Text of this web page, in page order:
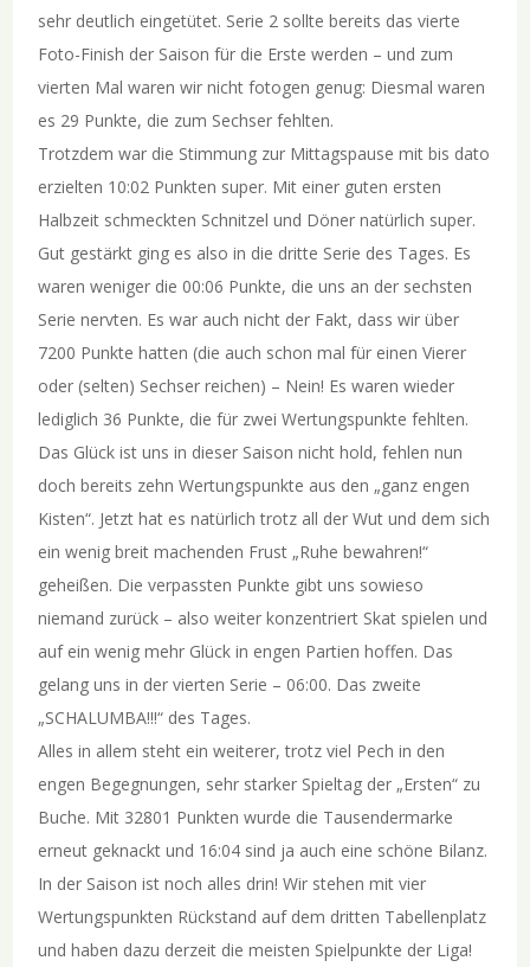
sehr deutlich eingetütet. Serie 2 sollte bereits das vierte
Foto-Finish der Saison für die Erste werden – und zum
vierten Mal waren wir nicht fotogen genug: Diesmal waren
es 29 Punkte, die zum Sechser fehlten.
Trotzdem war die Stimmung zur Mittagspause mit bis dato
erzielten 10:02 Punkten super. Mit einer guten ersten
Halbzeit schmeckten Schnitzel und Döner natürlich super.
Gut gestärkt ging es also in die dritte Serie des Tages. Es
waren weniger die 00:06 Punkte, die uns an der sechsten
Serie nervten. Es war auch nicht der Fakt, dass wir über
7200 Punkte hatten (die auch schon mal für einen Vierer
oder (selten) Sechser reichen) – Nein! Es waren wieder
lediglich 36 Punkte, die für zwei Wertungspunkte fehlten.
Das Glück ist uns in dieser Saison nicht hold, fehlen nun
doch bereits zehn Wertungspunkte aus den „ganz engen
Kisten“. Jetzt hat es natürlich trotz all der Wut und dem sich
ein wenig breit machenden Frust „Ruhe bewahren!“
geheißen. Die verpassten Punkte gibt uns sowieso
niemand zurück – also weiter konzentriert Skat spielen und
auf ein wenig mehr Glück in engen Partien hoffen. Das
gelang uns in der vierten Serie – 06:00. Das zweite
„SCHALUMBA!!!“ des Tages.
Alles in allem steht ein weiterer, trotz viel Pech in den
engen Begegnungen, sehr starker Spieltag der „Ersten“ zu
Buche. Mit 32801 Punkten wurde die Tausendermarke
erneut geknackt und 16:04 sind ja auch eine schöne Bilanz.
In der Saison ist noch alles drin! Wir stehen mit vier
Wertungspunkten Rückstand auf dem dritten Tabellenplatz
und haben dazu derzeit die meisten Spielpunkte der Liga!